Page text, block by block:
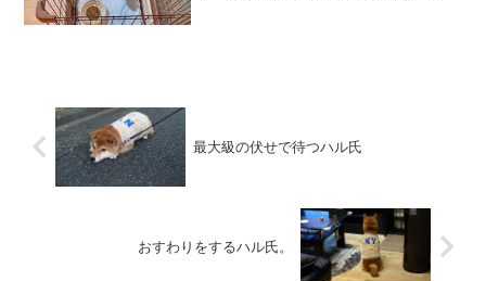
最大級の伏せで待つハル氏
おすわりをするハル氏。